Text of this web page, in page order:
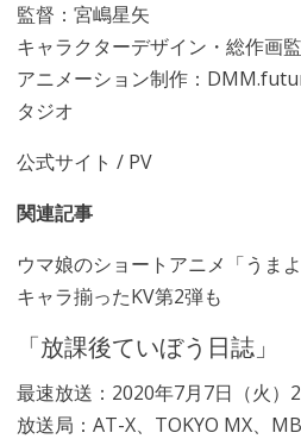
監督：宮嶋星矢
キャラクターデザイン・総作画
アニメーション制作：
タジオ
公式サイト / PV
関連記事
ウマ娘のショートアニメ「うま
キャラ揃ったKV第2弾も
「放課後ていぼう日誌」
最速放送：2020年7月7日（火）
放送局：AT-X、TOKYO MX、